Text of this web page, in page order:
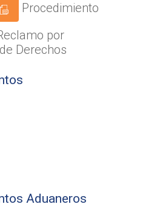
Procedimiento
por
Derechos
Aduaneros